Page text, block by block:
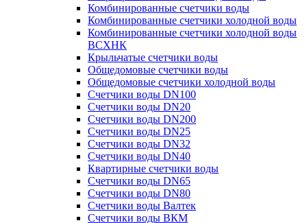
Комбинированные счетчики воды
Комбинированные счетчики холодной воды
Комбинированные счетчики холодной воды
ВСХНК
Крыльчатые счетчики воды
Общедомовые счетчики воды
Общедомовые счетчики холодной воды
Счетчики воды DN100
Счетчики воды DN20
Счетчики воды DN200
Счетчики воды DN25
Счетчики воды DN32
Счетчики воды DN40
Квартирные счетчики воды
Счетчики воды DN65
Счетчики воды DN80
Счетчики воды Валтек
Счетчики воды ВКМ